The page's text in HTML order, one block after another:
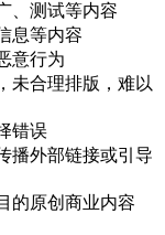
、测试等内容
息等内容
意行为
未合理排版，难以
错误
播外部链接或引导
的原创商业内容